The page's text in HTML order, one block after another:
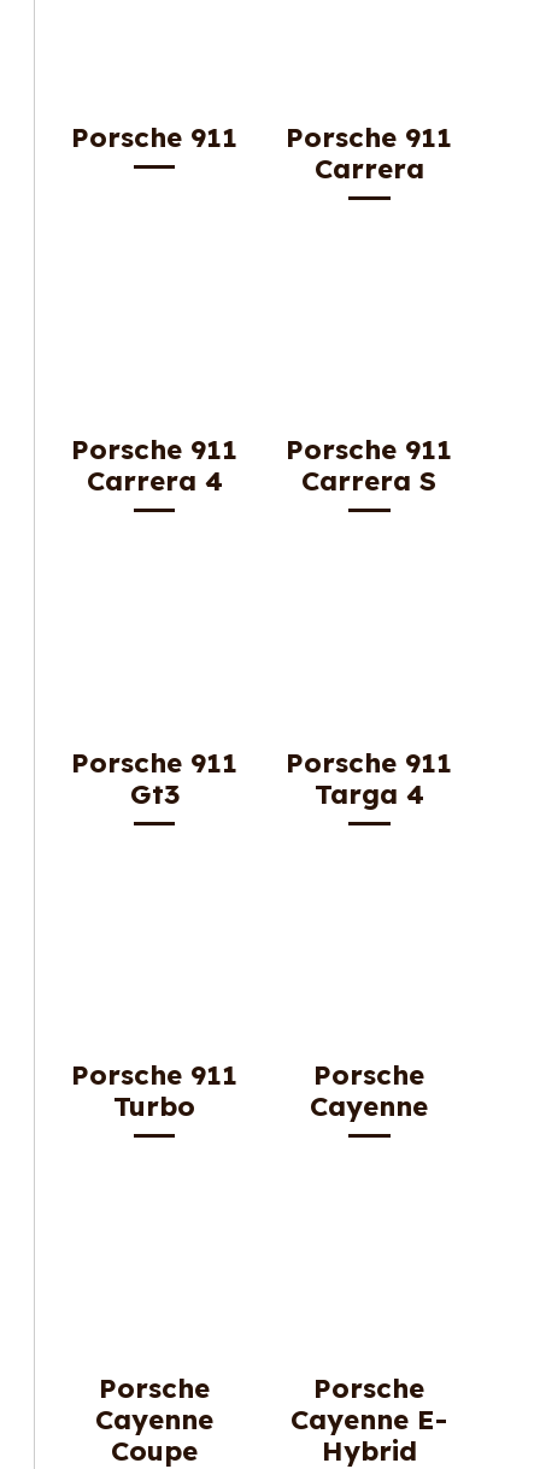
Porsche 911
Porsche 911
Carrera
Porsche 911
Carrera 4
Porsche 911
Carrera S
Porsche 911
Gt3
Porsche 911
Targa 4
Porsche 911
Turbo
Porsche
Cayenne
Porsche
Cayenne
Coupe
Porsche
Cayenne E-
Hybrid